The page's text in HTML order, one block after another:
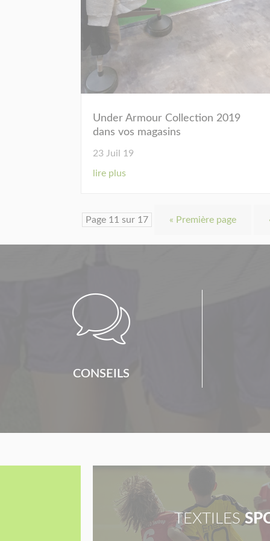
Under Armour Collection 2019
dans vos magasins
23 Juil 19
lire plus
Page 11 sur 17 « Première page

CONSEILS
TEXTILES